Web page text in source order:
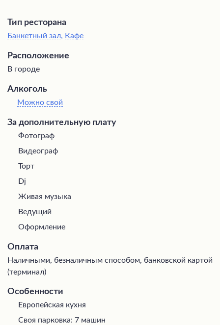
Тип ресторана
Банкетный зал, Кафе
Расположение
В городе
Алкоголь
Можно свой
За дополнительную плату
Фотограф
Видеограф
Торт
Dj
Живая музыка
Ведущий
Оформление
Оплата
Наличными, безналичным способом, банковской картой
(терминал)
Особенности
Европейская кухня
Своя парковка: 7 машин